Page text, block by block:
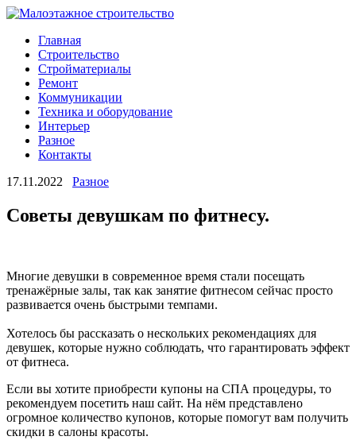
Главная
Строительство
Стройматериалы
Ремонт
Коммуникации
Техника и оборудование
Интерьер
Разное
Контакты
17.11.2022
Разное
Советы девушкам по фитнесу.
Многие девушки в современное время стали посещать
тренажёрные залы, так как занятие фитнесом сейчас просто
развивается очень быстрыми темпами.
Хотелось бы рассказать о нескольких рекомендациях для
девушек, которые нужно соблюдать, что гарантировать эффект
от фитнеса.
Если вы хотите приобрести купоны на СПА процедуры, то
рекомендуем посетить наш сайт. На нём представлено
огромное количество купонов, которые помогут вам получить
скидки в салоны красоты.